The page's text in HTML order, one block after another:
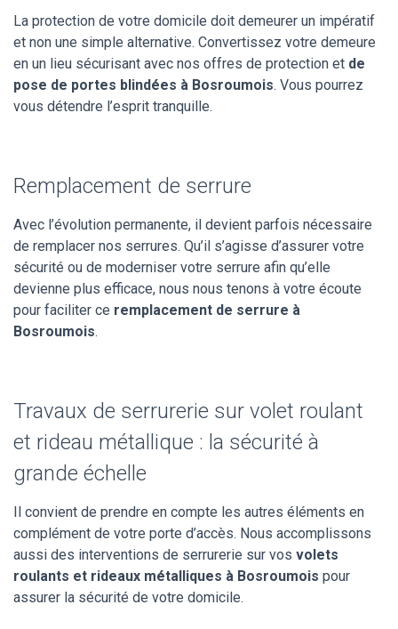
La protection de votre domicile doit demeurer un impératif
et non une simple alternative. Convertissez votre demeure
en un lieu sécurisant avec nos offres de protection et de
pose de portes blindées à Bosroumois. Vous pourrez
vous détendre l’esprit tranquille.
Remplacement de serrure
Avec l’évolution permanente, il devient parfois nécessaire
de remplacer nos serrures. Qu’il s’agisse d’assurer votre
sécurité ou de moderniser votre serrure afin qu’elle
devienne plus efficace, nous nous tenons à votre écoute
pour faciliter ce remplacement de serrure à
Bosroumois.
Travaux de serrurerie sur volet roulant
et rideau métallique : la sécurité à
grande échelle
Il convient de prendre en compte les autres éléments en
complément de votre porte d’accès. Nous accomplissons
aussi des interventions de serrurerie sur vos volets
roulants et rideaux métalliques à Bosroumois pour
assurer la sécurité de votre domicile.